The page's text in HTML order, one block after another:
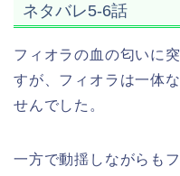
ネタバレ5-6話
フィオラの血の匂いに
すが、フィオラは一体
せんでした。
一方で動揺しながらも